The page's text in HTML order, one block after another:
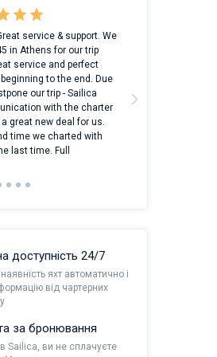
service & support. We
in Athens for our trip
service and perfect
to the end. Due
our trip - Sailica
with the charter
great new deal for us.
time we charted with
last time. Full
доступність 24/7
яхт автоматично і
від чартерних
за бронювання
Sailica, ви не сплачуєте